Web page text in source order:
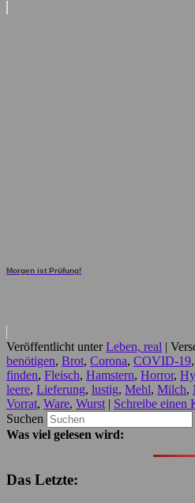
Morgen ist Prüfung!
Veröffentlicht unter Leben, real |
benötigen, Brot, Corona, COVID-19,
finden, Fleisch, Hamstern, Horror,
leere, Lieferung, lustig, Mehl, Milch,
Vorrat, Ware, Wurst | Schreibe einen
Suchen
Was viel gelesen wird:
Das Letzte: